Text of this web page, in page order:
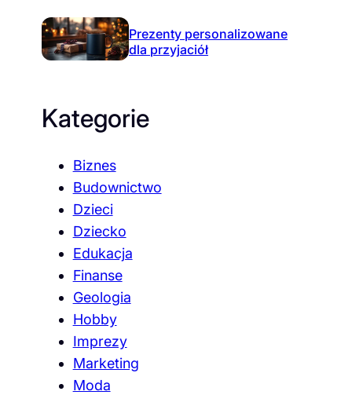
Prezenty personalizowane
dla przyjaciół
Kategorie
Biznes
Budownictwo
Dzieci
Dziecko
Edukacja
Finanse
Geologia
Hobby
Imprezy
Marketing
Moda